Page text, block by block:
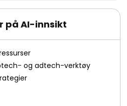
på AI-innsikt
og adtech-verktøy